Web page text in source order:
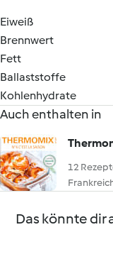
Eiweiß
Brennwert
Fett
Ballaststoffe
Kohlenhydrate
Auch enthalten in
12
Das könnte dir